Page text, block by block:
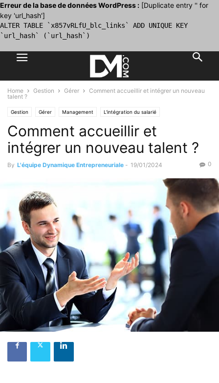
Erreur de la base de données WordPress : [Duplicate entry '' for
key 'url_hash']
ALTER TABLE `x857vRLfU_blc_links` ADD UNIQUE KEY
`url_hash` (`url_hash`)
Home Gestion Gérer
Comment accueillir et intégrer un nouveau
talent ?
Gestion Gérer Management L'intégration du salarié
Comment accueillir et
intégrer un nouveau talent ?
By L'équipe Dynamique Entrepreneuriale - 19/01/2024 0